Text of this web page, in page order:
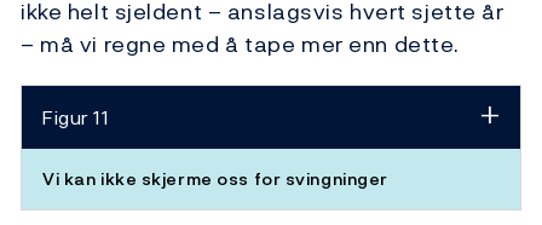
ikke helt sjeldent – anslagsvis hvert sjette år
– må vi regne med å tape mer enn dette.
Figur 11
Vi kan ikke skjerme oss for svingninger